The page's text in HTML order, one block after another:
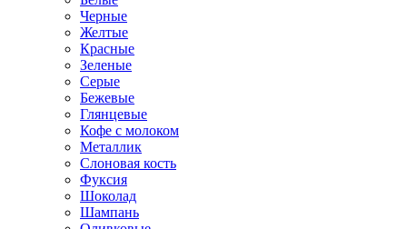
Черные
Желтые
Красные
Зеленые
Серые
Бежевые
Глянцевые
Кофе с молоком
Металлик
Слоновая кость
Фуксия
Шоколад
Шампань